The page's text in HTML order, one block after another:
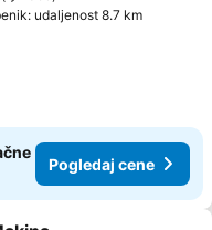
udaljenost 8.7 km
Pogledaj cene